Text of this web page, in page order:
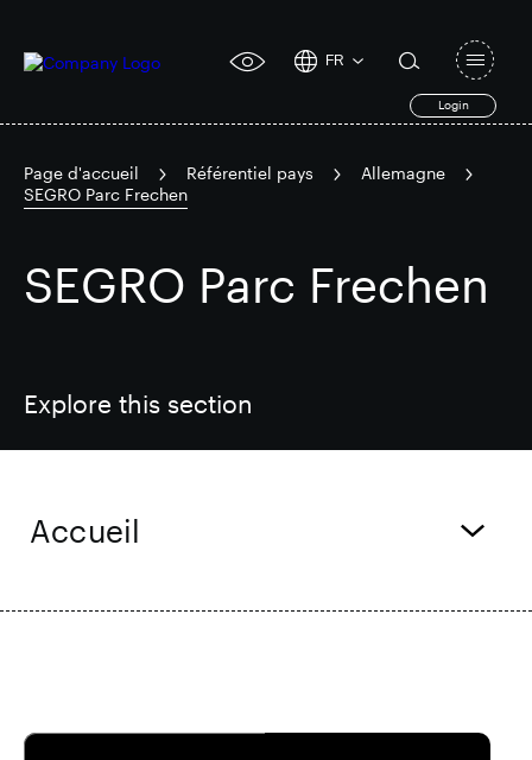
accessibility
FR
Login
search
form
Submit
search
Recherche populaire
toggle
Page d'accueil Référentiel pays
Allemagne
SEGRO Parc Frechen
SEGRO Parc Frechen
Explore this section
Accueil